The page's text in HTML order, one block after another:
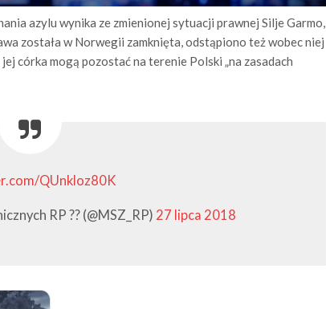
azylu wynika ze zmienionej sytuacji prawnej Silje Garmo,
została w Norwegii zamknięta, odstąpiono też wobec niej
córka mogą pozostać na terenie Polski „na zasadach
QUnkloz80K
RP ?? (@MSZ_RP) 27 lipca 2018